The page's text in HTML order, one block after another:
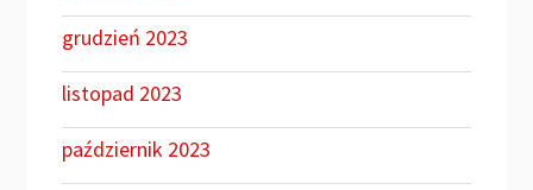
grudzień 2023
listopad 2023
październik 2023